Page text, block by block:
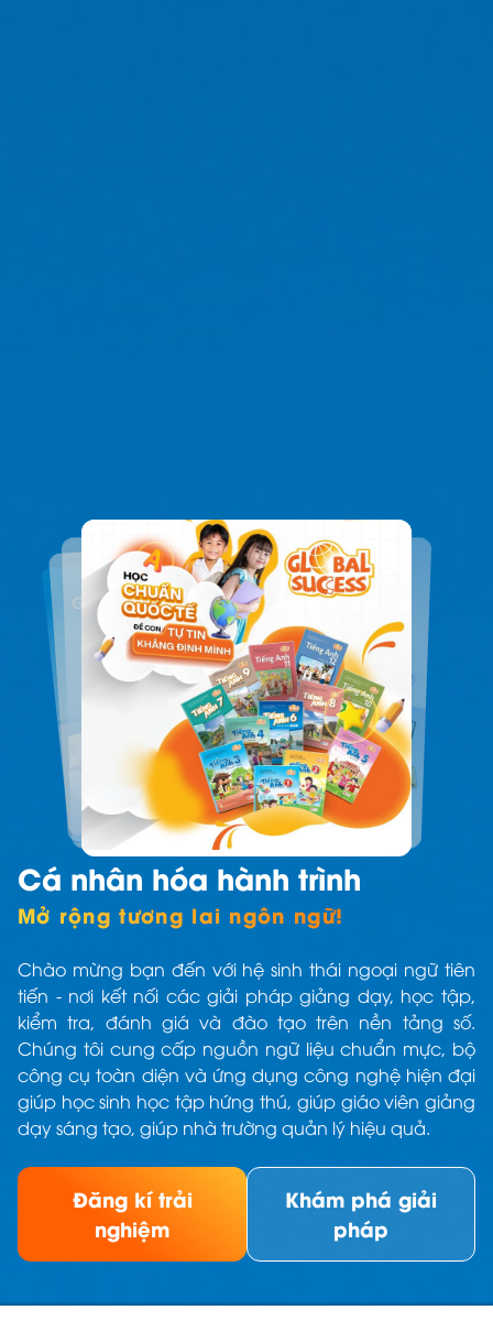
Cá nhân hóa hành trình
Mở rộng tương lai ngôn ngữ!
Chào mừng bạn đến với hệ sinh thái ngoại ngữ tiên
tiến - nơi kết nối các giải pháp giảng dạy, học tập,
kiểm tra, đánh giá và đào tạo trên nền tảng số.
Chúng tôi cung cấp nguồn ngữ liệu chuẩn mực, bộ
công cụ toàn diện và ứng dụng công nghệ hiện đại
giúp học sinh học tập hứng thú, giúp giáo viên giảng
dạy sáng tạo, giúp nhà trường quản lý hiệu quả.
Đăng kí trải
nghiệm
Khám phá giải
pháp